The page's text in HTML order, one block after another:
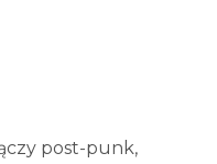
post-punk,